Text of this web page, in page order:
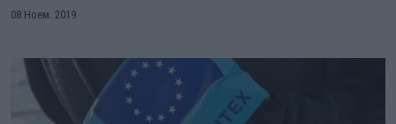
08 Ноем. 2019